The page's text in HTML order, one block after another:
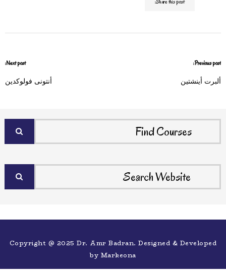
Previous post:
ألبرت أينشتين
Next post:
أنتونى فولوكدين
Copyright @ 2025 Dr. Amr Badran. Designed & Developed
by Markeona